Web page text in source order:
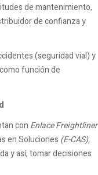
de mantenimiento,
de confianza y
(seguridad vial) y
función de
con Enlace Freightliner
en Soluciones (E-CAS),
y así, tomar decisiones